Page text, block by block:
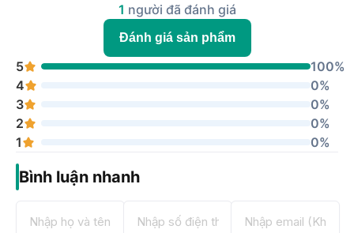
1 người đã đánh giá
Đánh giá sản phẩm
5
100%
4
0%
3
0%
2
0%
1
0%
Bình luận nhanh